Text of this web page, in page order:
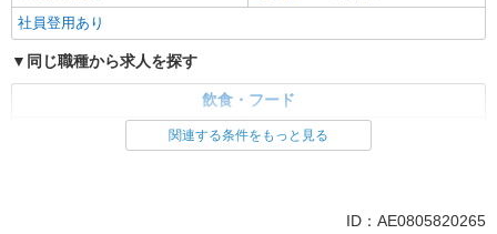
社員登用あり
同じ職種から求人を探す
飲食・フード
ファストフード・デリ
調理・調理補助・調理師
関連する条件をもっと見る
ID：AE0805820265